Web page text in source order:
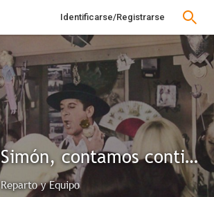
Identificarse/Registrarse
Simón, contamos contigo
Reparto y Equipo